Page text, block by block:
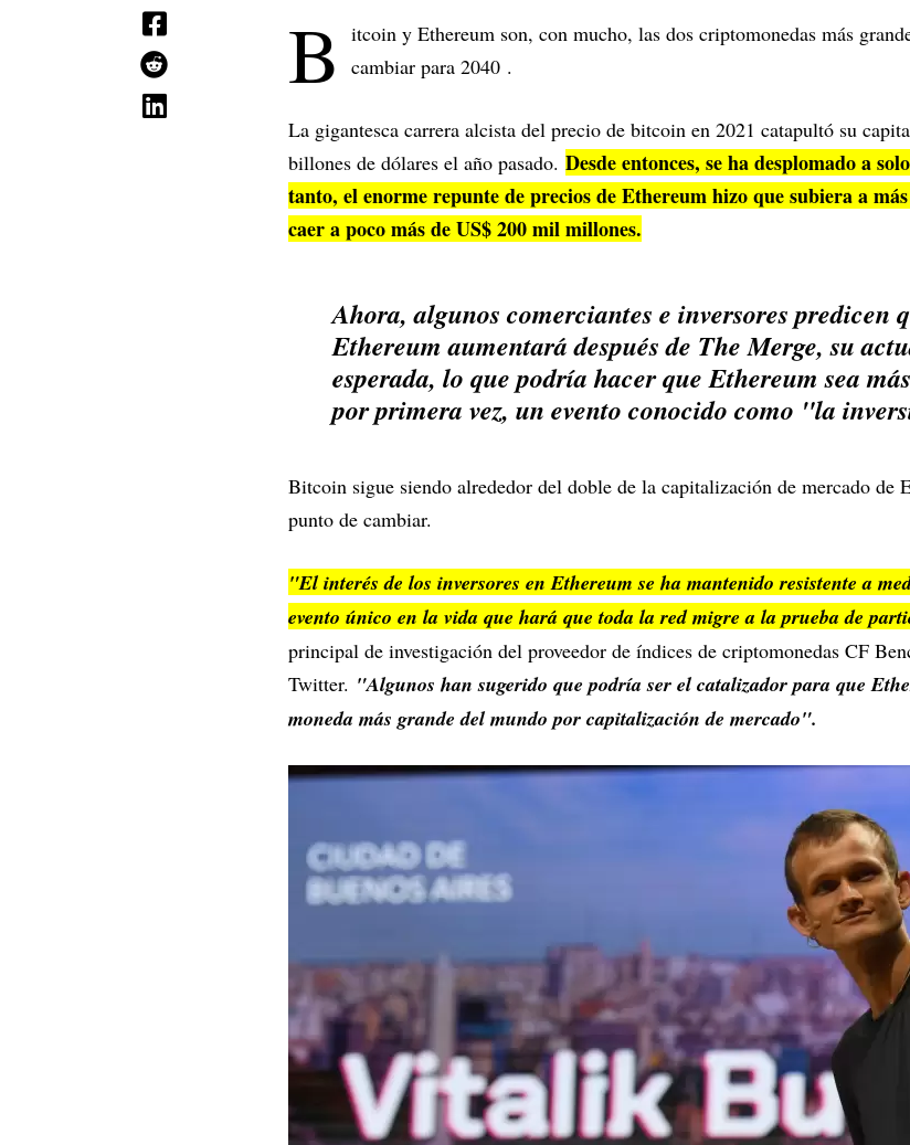
B
itcoin y Ethereum son, con mucho, las dos criptomonedas más
cambiar para 2040 .
La gigantesca carrera alcista del precio de bitcoin en 2021 catapultó su
billones de dólares el año pasado. Desde entonces, se ha desplomado a
tanto, el enorme repunte de precios de Ethereum hizo que subiera a
caer a poco más de US$ 200 mil millones.
Ahora, algunos comerciantes e inversores predicen
Ethereum aumentará después de The Merge, su
esperada, lo que podría hacer que Ethereum sea
por primera vez, un evento conocido como "la
Bitcoin sigue siendo alrededor del doble de la capitalización de mercado de
punto de cambiar.
"El interés de los inversores en Ethereum se ha mantenido resistente a
evento único en la vida que hará que toda la red migre a la prueba de
principal de investigación del proveedor de índices de criptomonedas CF
Twitter. "Algunos han sugerido que podría ser el catalizador para que
moneda más grande del mundo por capitalización de mercado".